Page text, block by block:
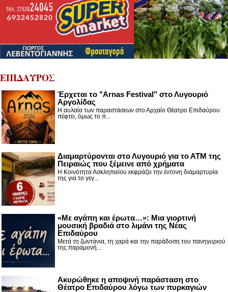
ΕΠΙΔΑΥΡΟΣ
Έρχεται το "Arnas Festival" στο Λυγουριό
Αργολίδας
Η αυλαία των παραστάσεων στο Αρχαίο Θέατρο Επιδαύρου
πέφτει, όμως το π...
Διαμαρτύρονται στο Λυγουριό για το ΑΤΜ της
Πειραιώς που ξέμεινε από χρήματα
Η Κοινότητα Ασκληπιείου εκφράζει την έντονη διαμαρτυρία
της για το γεγ...
«Με αγάπη και έρωτα…»: Μια γιορτινή
μουσική βραδιά στο λιμάνι της Νέας
Επιδαύρου
Μετά τη ζωντάνια, τη χαρά και την παράδοση του πανηγυριού
της παραμονή...
Ακυρώθηκε η αποψινή παράσταση στο
Θέατρο Επιδαύρου λόγω των πυρκαγιών